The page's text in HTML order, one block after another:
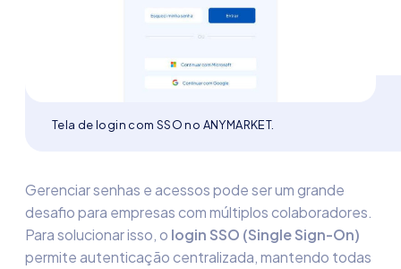
Tela de login com SSO no ANYMARKET.
Gerenciar senhas e acessos pode ser um grande
desafio para empresas com múltiplos colaboradores.
Para solucionar isso, o login SSO (Single Sign-On)
permite autenticação centralizada, mantendo todas